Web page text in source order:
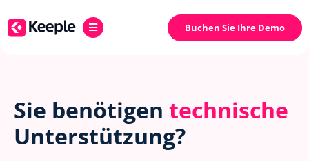
Buchen Sie Ihre Demo
Sie benötigen technische
Unterstützung?